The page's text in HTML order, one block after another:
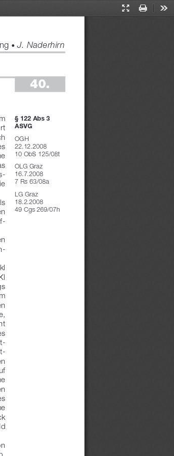
Presentation
Print
● J. Naderhirn
40.
§ 122 Abs 3
ASVG
OGH
22.12.2008
10 ObS 125/08t
OLG Graz
16.7.2008
7 Rs 63/08a
LG Graz
18.2.2008
49 Cgs 269/07h